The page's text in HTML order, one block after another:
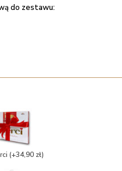
do zestawu:
(+34,90 zł)